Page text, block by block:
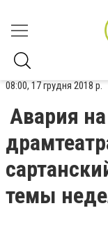
08:00, 17 грудня 2018 р.
Авария
темы